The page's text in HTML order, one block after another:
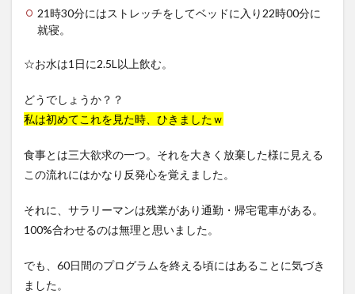
21時30分にはストレッチをしてベッドに入り22時00分に
就寝。
☆お水は1日に2.5L以上飲む。
どうでしょうか？？
私は初めてこれを見た時、ひきましたｗ
食事とは三大欲求の一つ。それを大きく放棄した様に見える
この流れにはかなり反発心を覚えました。
それに、サラリーマンは残業があり通勤・帰宅電車がある。
100%合わせるのは無理と思いました。
でも、60日間のプログラムを終える頃にはあることに気づき
ました。